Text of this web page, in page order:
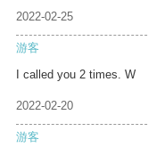
2022-02-25
游客
I called you 2 times. W
2022-02-20
游客